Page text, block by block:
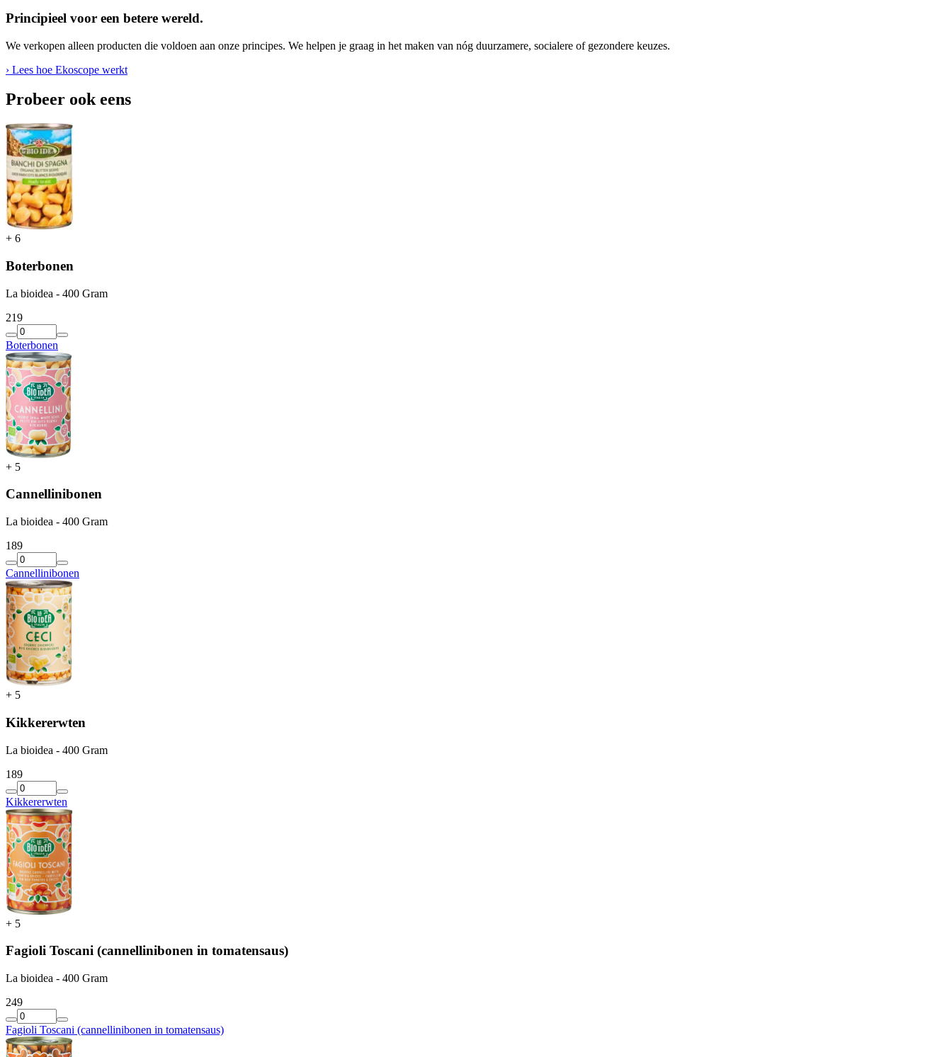
Principieel voor een betere wereld.
We verkopen alleen producten die voldoen aan onze principes. We helpen je graag in het maken van nóg duurzamere, socialere of gezondere keuzes.
› Lees hoe Ekoscope werkt
Probeer ook eens
+ 6
Boterbonen
La bioidea - 400 Gram
219
Boterbonen
+ 5
Cannellinibonen
La bioidea - 400 Gram
189
Cannellinibonen
+ 5
Kikkererwten
La bioidea - 400 Gram
189
Kikkererwten
+ 5
Fagioli Toscani (cannellinibonen in tomatensaus)
La bioidea - 400 Gram
249
Fagioli Toscani (cannellinibonen in tomatensaus)